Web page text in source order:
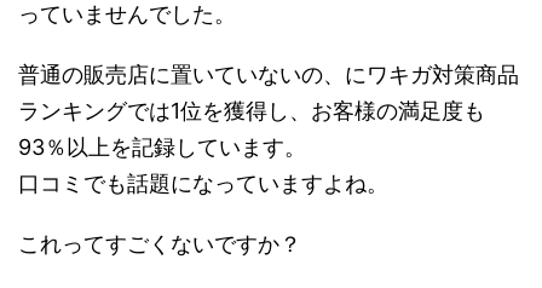
っていませんでした。
普通の販売店に置いていないの、にワキガ対策商品
ランキングでは1位を獲得し、お客様の満足度も
93％以上を記録しています。
口コミでも話題になっていますよね。
これってすごくないですか？